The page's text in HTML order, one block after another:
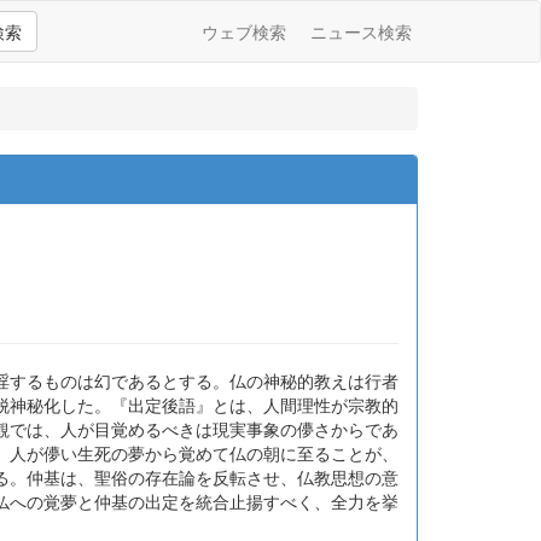
索 ウェブ検索 ニュース検索
るものは幻であるとする。仏の神秘的教えは行者
秘化した。『出定後語』とは、人間理性が宗教的
は、人が目覚めるべきは現実事象の儚さからであ
が儚い生死の夢から覚めて仏の朝に至ることが、
仲基は、聖俗の存在論を反転させ、仏教思想の意
の覚夢と仲基の出定を統合止揚すべく、全力を挙